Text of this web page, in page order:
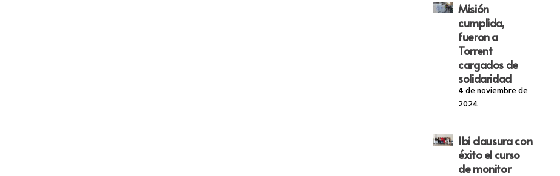
Misión
cumplida,
fueron a
Torrent
cargados de
solidaridad
4 de noviembre de
2024
Ibi clausura con
éxito el curso
de monitor